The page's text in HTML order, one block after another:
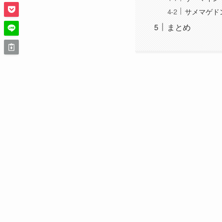
サメマゲド
まとめ